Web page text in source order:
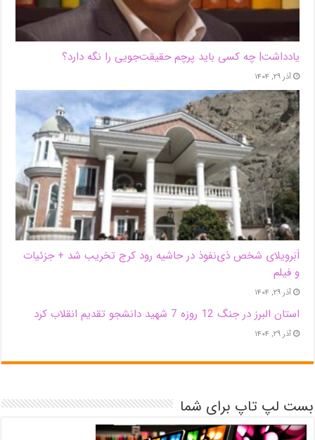
یادداشت| ‌چه کسی باید پرچم حقیقت‌جویی را نگه دارد؟
آذر ۲۹, ۱۴۰۴
اَبَر‌ویلای شخص ذی‌نفوذ در حاشیه‌ رود کرج تخریب شد + جزئیات
و فیلم
آذر ۲۹, ۱۴۰۴
استان البرز در جنگ 12 روزه 7 شهید دانشجو تقدیم انقلاب کرد
آذر ۲۹, ۱۴۰۴
بست لپ تاپ برای شما